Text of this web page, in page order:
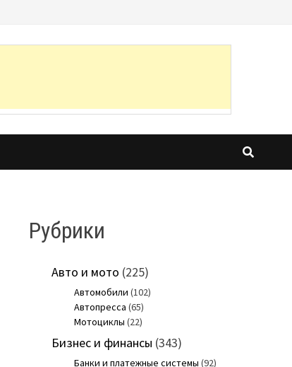
Рубрики
Авто и мото (225)
Автомобили (102)
Автопресса (65)
Мотоциклы (22)
Бизнес и финансы (343)
Банки и платежные системы (92)